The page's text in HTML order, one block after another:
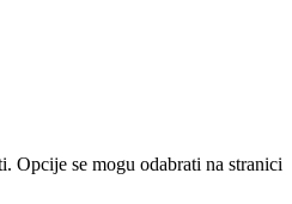
Opcije se mogu odabrati na stranici